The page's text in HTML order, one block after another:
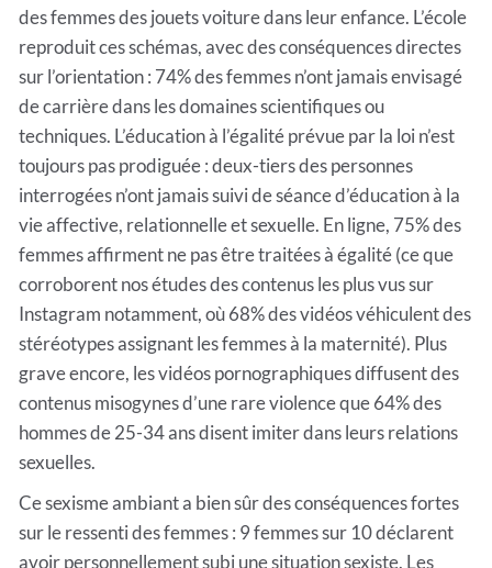
des femmes des jouets voiture dans leur enfance. L’école
reproduit ces schémas, avec des conséquences directes
sur l’orientation : 74% des femmes n’ont jamais envisagé
de carrière dans les domaines scientifiques ou
techniques. L’éducation à l’égalité prévue par la loi n’est
toujours pas prodiguée : deux-tiers des personnes
interrogées n’ont jamais suivi de séance d’éducation à la
vie affective, relationnelle et sexuelle. En ligne, 75% des
femmes affirment ne pas être traitées à égalité (ce que
corroborent nos études des contenus les plus vus sur
Instagram notamment, où 68% des vidéos véhiculent des
stéréotypes assignant les femmes à la maternité). Plus
grave encore, les vidéos pornographiques diffusent des
contenus misogynes d’une rare violence que 64% des
hommes de 25-34 ans disent imiter dans leurs relations
sexuelles.
Ce sexisme ambiant a bien sûr des conséquences fortes
sur le ressenti des femmes : 9 femmes sur 10 déclarent
avoir personnellement subi une situation sexiste. Les